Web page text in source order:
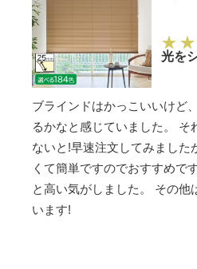
光を
ブラインドはかっこいいけど
るかなと感じていました。 そ
ないと!早速注文してみました
くて簡単ですのでおすすめで
と高い気がしました。 その他
います!